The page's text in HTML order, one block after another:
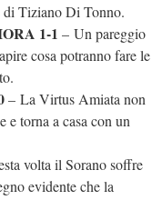
di Tiziano Di Tonno.
1-1 – Un pareggio
cosa potranno fare le
– La Virtus Amiata non
e torna a casa con un
volta il Sorano soffre
evidente che la